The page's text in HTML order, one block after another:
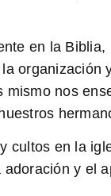
en la Biblia,
organización
mismo nos
cultos en la
y el